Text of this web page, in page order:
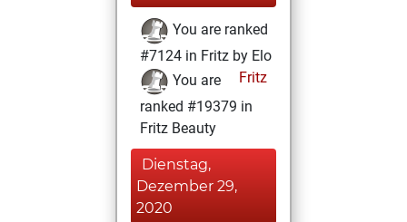
You are ranked
#7124 in Fritz by Elo
Fritz
You are
ranked #19379 in
Fritz Beauty
Dienstag,
Dezember 29,
2020